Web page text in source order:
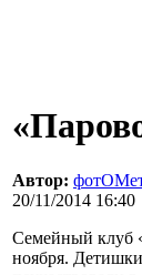
Автор:
20/11/2014 16:40
Семейный клуб
ноября.